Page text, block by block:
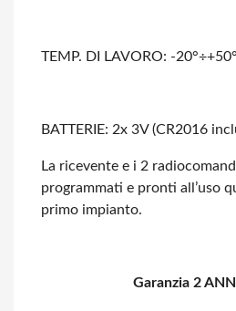
TEMP. DI LAVORO: -
BATTERIE: 2x 3V (CR2016
La ricevente e i 2
programmati e pronti all’uso
primo impianto.
Garanzia 2